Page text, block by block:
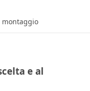
montaggio
e al